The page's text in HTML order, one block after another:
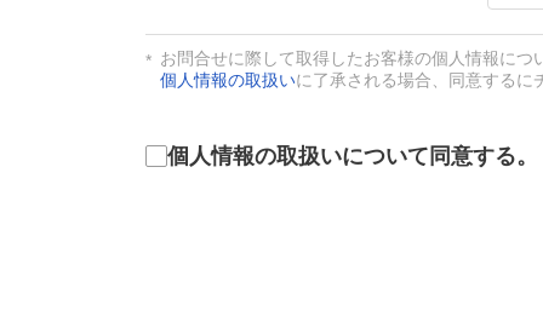
お問合せに際して取得したお客様の個人情報に
個人情報の取扱いに了承される場合、同意するに
利用同意個人情報の取扱いについて同意する。